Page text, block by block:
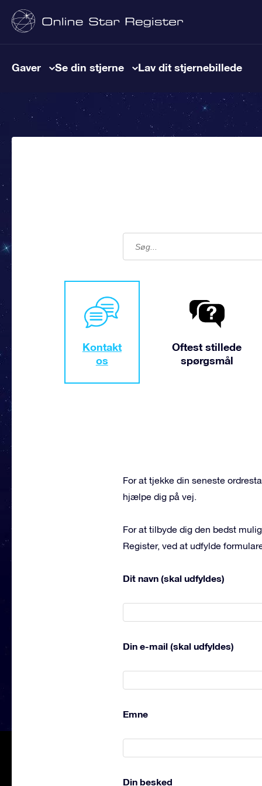
Gaver Se din stjerne Lav dit stjernebillede
Kontakt
os
Oftest stillede
spørgsmål
For at tjekke din seneste
hjælpe dig på vej.
For at tilbyde dig den bedst
Register, ved at udfylde
Dit navn (skal udfyldes)
Din e-mail (skal udfyldes)
Emne
Din besked